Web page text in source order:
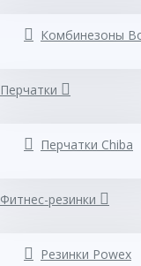
Комбинезоны
Перчатки
Перчатки Chiba
Фитнес-резинки
Резинки Powex